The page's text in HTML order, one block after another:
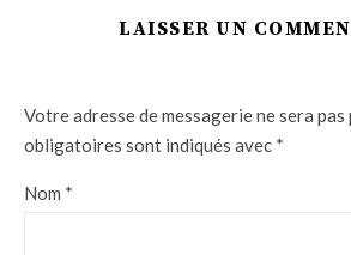
LAISSER UN
Votre adresse de messagerie ne sera pas
obligatoires sont indiqués avec *
Nom *